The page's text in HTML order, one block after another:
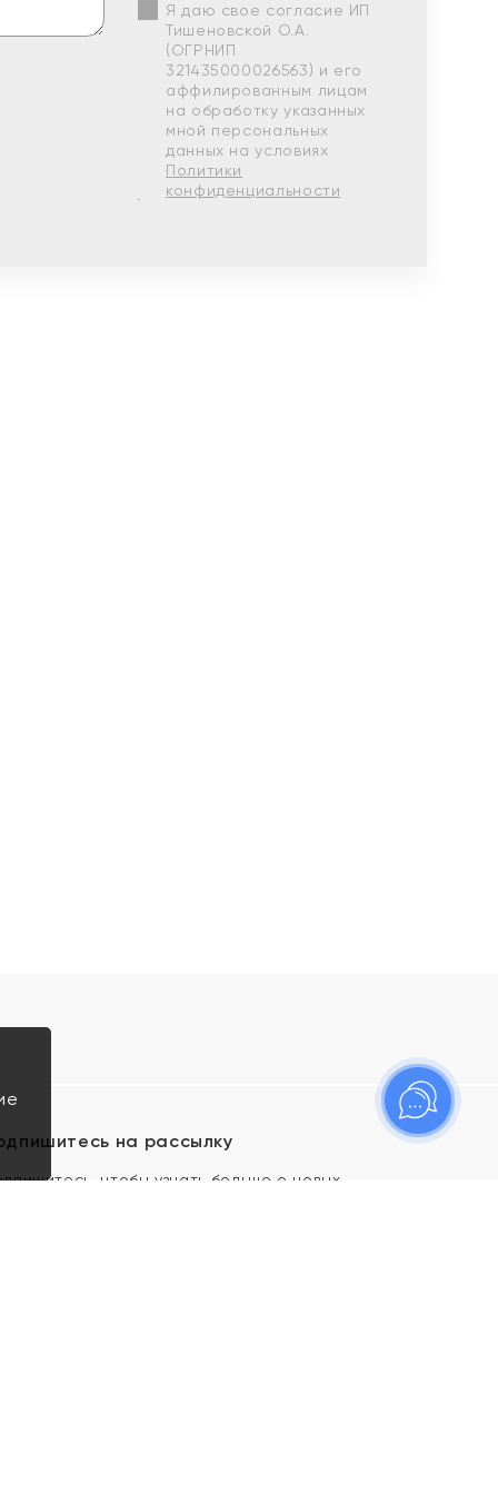
Я даю свое согласие ИП
Тишеновской О.А.
(ОГРНИП
321435000026563) и его
аффилированным лицам
на обработку указанных
мной персональных
данных на условиях
Политики
конфиденциальности
на рассылку
чтобы узнать больше о новых